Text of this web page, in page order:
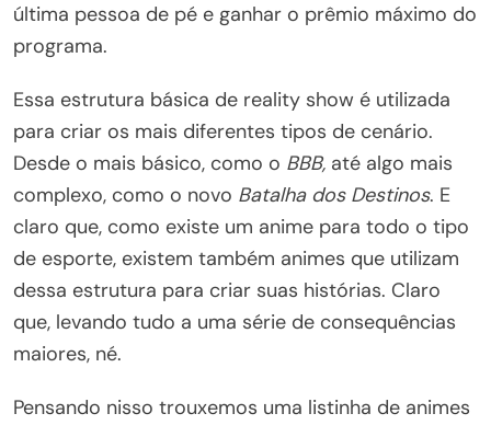
última pessoa de pé e ganhar o prêmio máximo do
programa.
Essa estrutura básica de reality show é utilizada
para criar os mais diferentes tipos de cenário.
Desde o mais básico, como o BBB, até algo mais
complexo, como o novo Batalha dos Destinos. E
claro que, como existe um anime para todo o tipo
de esporte, existem também animes que utilizam
dessa estrutura para criar suas histórias. Claro
que, levando tudo a uma série de consequências
maiores, né.
Pensando nisso trouxemos uma listinha de animes